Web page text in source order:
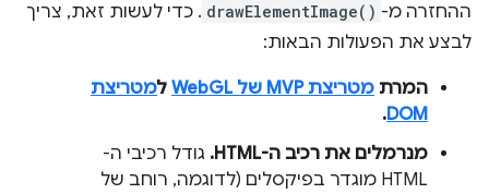
ההחזרה מ- drawElementImage() . כדי לעשות זאת, צריך
לבצע את הפעולות הבאות:
המרת מטריצת MVP של WebGL למטריצת
DOM
.
מנרמלים את רכיב ה-HTML.
גודל רכיבי ה-
HTML מוגדר בפיקסלים (לדוגמה, רוחב של